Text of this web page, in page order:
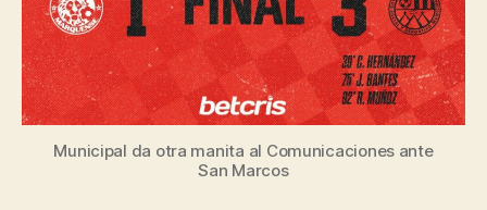
Municipal da otra manita al Comunicaciones ante
San Marcos